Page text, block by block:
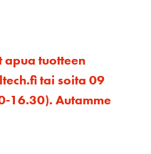
tuotteen
tai soita 09
16.30). Autamme